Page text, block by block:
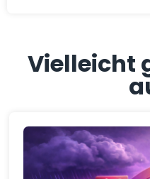
Vielleicht